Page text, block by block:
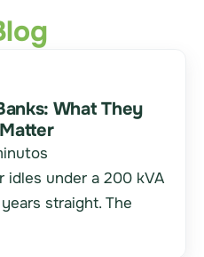
What They
idles under a 200 kVA
straight. The